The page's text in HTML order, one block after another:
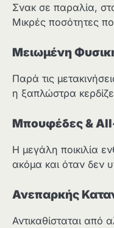
Σνακ σε παραλία,
Μικρές ποσότητες
Μειωμένη
Παρά τις
η ξαπλώστρα
Μπουφέδες &
Η μεγάλη ποικιλία
ακόμα και όταν δεν
Ανεπαρκής
Αντικαθίσταται από